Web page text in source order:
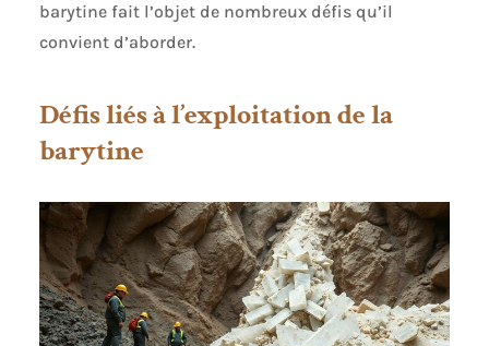
barytine fait l’objet de nombreux défis qu’il
convient d’aborder.
Défis liés à l’exploitation de la
barytine